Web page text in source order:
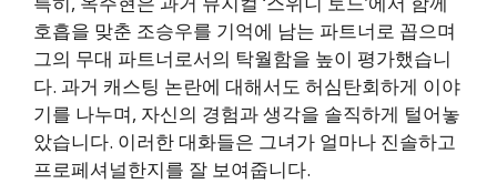
호흡을 맞춘 조승우를 기억에 남는 파트너로 꼽으며
그의 무대 파트너로서의 탁월함을 높이 평가했습니
다. 과거 캐스팅 논란에 대해서도 허심탄회하게 이야
기를 나누며, 자신의 경험과 생각을 솔직하게 털어놓
았습니다. 이러한 대화들은 그녀가 얼마나 진솔하고
프로페셔널한지를 잘 보여줍니다.